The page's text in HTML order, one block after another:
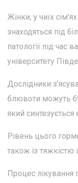
Жінки, у чиїх
знаходяться під
патології під час
університету
Дослідники
блювоти можуть
який
Рівень цього
також із
Процес лікування